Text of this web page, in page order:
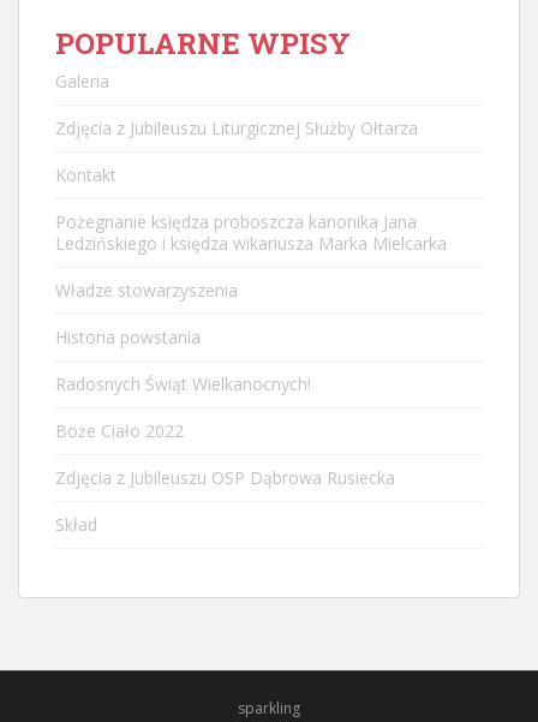
POPULARNE WPISY
Galeria
Zdjęcia z Jubileuszu Liturgicznej Służby Ołtarza
Kontakt
Pożegnanie księdza proboszcza kanonika Jana
Ledzińskiego i księdza wikariusza Marka Mielcarka
Władze stowarzyszenia
Historia powstania
Radosnych Świąt Wielkanocnych!
Boże Ciało 2022
Zdjęcia z Jubileuszu OSP Dąbrowa Rusiecka
Skład
sparkling